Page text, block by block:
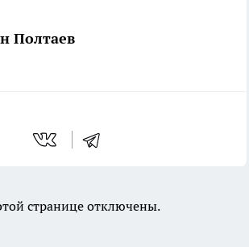
Полтаев
странице отключены.